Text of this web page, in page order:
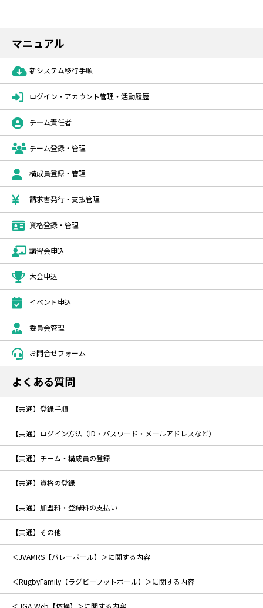
マニュアル
新システム移行手順
ログイン・アカウント管理・活動履歴
チ―ム責任者
チーム登録・管理
構成員登録・管理
請求書発行・支払管理
資格登録・管理
講習会申込
大会申込
イベント申込
委員会管理
お問合せフォーム
よくある質問
【共通】登録手順
【共通】ログイン方法（ID・パスワード・メールアドレスなど）
【共通】チーム・構成員の登録
【共通】資格の登録
【共通】加盟料・登録料の支払い
【共通】その他
＜JVAMRS【バレーボール】＞に関する内容
＜RugbyFamily【ラグビーフットボール】＞に関する内容